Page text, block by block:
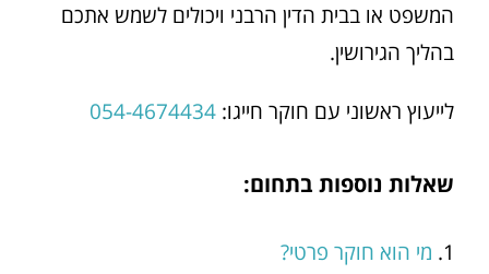
המשפט או בבית הדין הרבני ויכולים לשמש אתכם
בהליך הגירושין.
לייעוץ ראשוני עם חוקר חייגו: 054-4674434
שאלות נוספות בתחום:
מי הוא חוקר פרטי?